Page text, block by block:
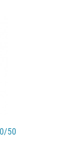
50